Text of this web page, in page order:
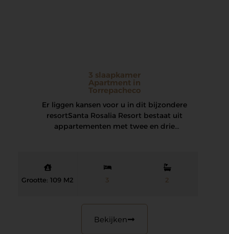
3 slaapkamer
Apartment in
Torrepacheco
Er liggen kansen voor u in dit bijzondere
resort Santa Rosalia Resort bestaat uit
appartementen met twee en drie
Grootte: 109 M2 3 2
Bekijken